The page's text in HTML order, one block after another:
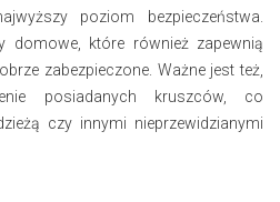
poziom bezpieczeństwa.
domowe, które również zapewnią
zabezpieczone. Ważne jest też,
posiadanych kruszców, co
czy innymi nieprzewidzianymi